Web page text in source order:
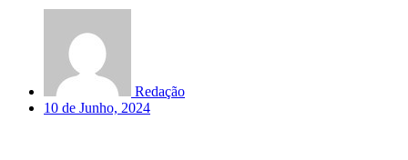
Redação
10 de Junho, 2024